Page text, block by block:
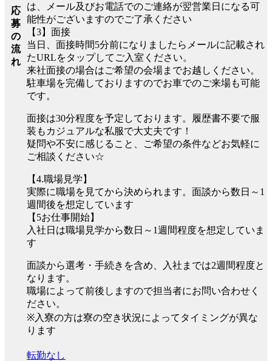
応
募
の
流
れ
は、メール及びお電話でのご連絡が翌営業日になる可
能性がございますのでご了承ください
【3】面接
当日、面接時間5分前になりましたらメールに記載され
たURLをタップしてご入室ください。
来社面接の場合はご希望の会場までお越しください。
駐車場を完備しておりますのでお車でのご来場も可能
です。
面接は30分程度を予定しております。履歴書不要で服
装もカジュアルな私服で大丈夫です！
疑問や不安に感じること、ご希望の条件などお気軽に
ご相談ください☆
【4.職場見学】
実際に職場を見てから決められます。面談から数日～1
週間後を想定しています
【5お仕事開始】
入社日は職場見学から数日～1週間程度を想定していま
す
面談から選考・手続きを含め、入社までは2週間程度と
なります。
職場によって前後しますので担当者にお問い合わせく
ださい。
※入寮の方は寮の空き状況によってタイミングが異な
ります
転勤なし